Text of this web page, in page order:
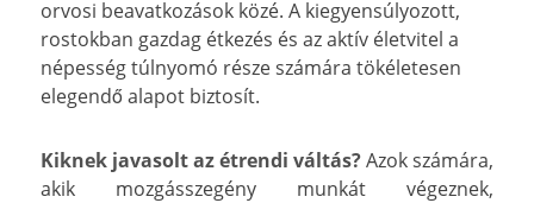
orvosi beavatkozások közé. A kiegyensúlyozott,
rostokban gazdag étkezés és az aktív életvitel a
népesség túlnyomó része számára tökéletesen
elegendő alapot biztosít.
Kiknek javasolt az étrendi váltás?Azok számára,
akik mozgásszegény munkát végeznek,